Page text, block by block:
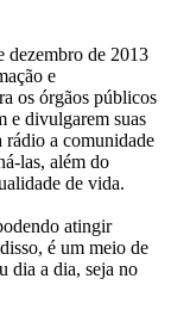
dezembro de 2013
e
os órgãos públicos
e divulgarem suas
rádio a comunidade
las, além do
de vida.
atingir
é um meio de
dia a dia, seja no